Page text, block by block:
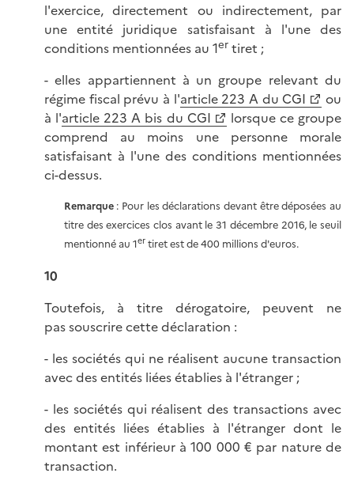
l'exercice, directement ou indirectement, par
une entité juridique satisfaisant à l'une des
conditions mentionnées au 1er tiret ;
- elles appartiennent à un groupe relevant du
régime fiscal prévu à l'article 223 A du CGI
ou
à l'article 223 A bis du CGI
lorsque ce groupe
comprend au moins une personne morale
satisfaisant à l'une des conditions mentionnées
ci-dessus.
Remarque : Pour les déclarations devant être déposées au
titre des exercices clos avant le 31 décembre 2016, le seuil
mentionné au 1ertiret est de 400 millions d'euros.
10
Toutefois, à titre dérogatoire, peuvent ne
pas souscrire cette déclaration :
- les sociétés qui ne réalisent aucune transaction
avec des entités liées établies à l'étranger ;
- les sociétés qui réalisent des transactions avec
des entités liées établies à l'étranger dont le
montant est inférieur à 100 000 € par nature de
transaction.